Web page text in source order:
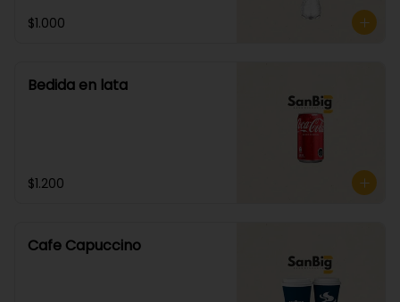
$1.000
Bedida en lata
$1.200
Cafe Capuccino